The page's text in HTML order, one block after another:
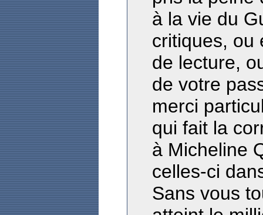
à la vie du
critiques, ou
de lecture,
de votre
merci
qui fait la
à Micheline
celles-ci
Sans vous